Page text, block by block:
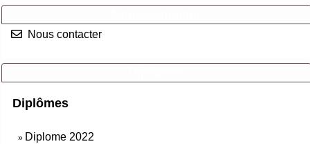
Nous contacter
Diplômes
» Diplome 2022